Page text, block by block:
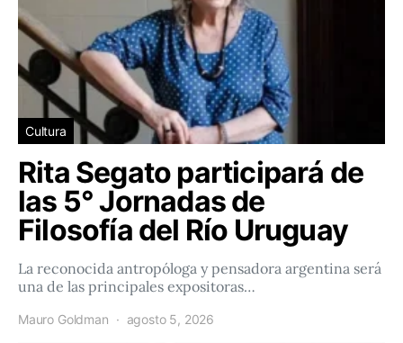
Cultura
Rita Segato participará de
las 5° Jornadas de
Filosofía del Río Uruguay
La reconocida antropóloga y pensadora argentina será
una de las principales expositoras…
Mauro Goldman agosto 5, 2026